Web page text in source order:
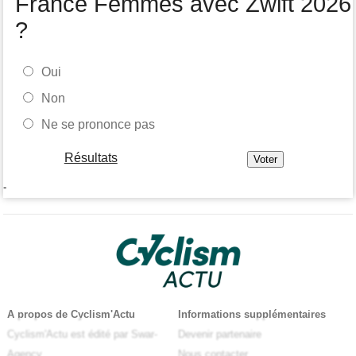
?
Oui
Non
Ne se prononce pas
Résultats
-
A propos de Cyclism'Actu
Cyclism'Actu est édité par Swar-
Informations supplémentaires
Devenir partenaire